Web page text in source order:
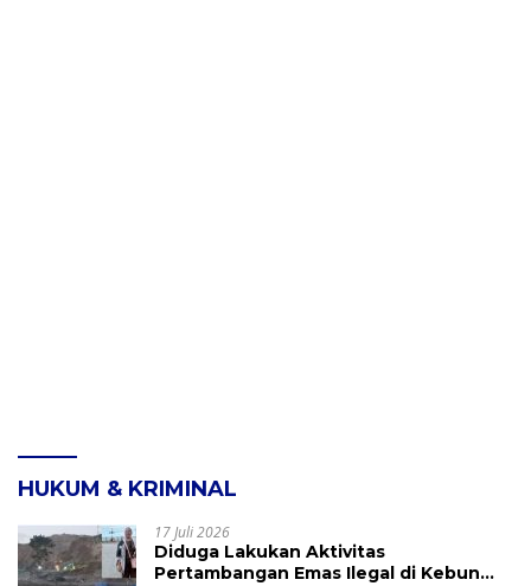
HUKUM & KRIMINAL
17 Juli 2026
Diduga Lakukan Aktivitas
Pertambangan Emas Ilegal di Kebun